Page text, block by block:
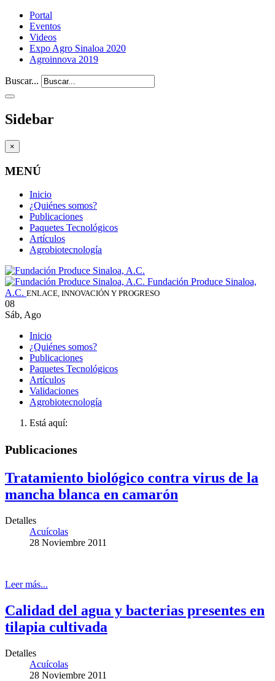
Portal
Eventos
Videos
Expo Agro Sinaloa 2020
Agroinnova 2019
Buscar...
Sidebar
×
MENÚ
Inicio
¿Quiénes somos?
Publicaciones
Paquetes Tecnológicos
Artículos
Agrobiotecnología
Fundación Produce Sinaloa,
A.C. ENLACE, INNOVACIÓN Y PROGRESO
08
Sáb, Ago
Inicio
¿Quiénes somos?
Publicaciones
Paquetes Tecnológicos
Artículos
Validaciones
Agrobiotecnología
Está aquí:
Publicaciones
Tratamiento biológico contra virus de la
mancha blanca en camarón
Detalles
Acuícolas
28 Noviembre 2011
Leer más...
Calidad del agua y bacterias presentes en
tilapia cultivada
Detalles
Acuícolas
28 Noviembre 2011